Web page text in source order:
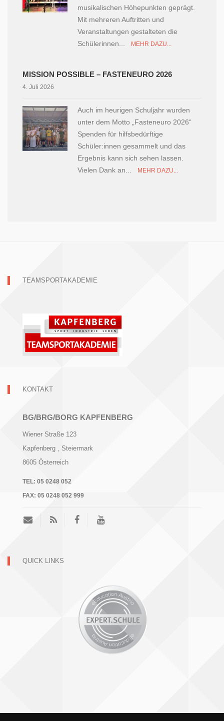
musikalischen Höhepunkten geprägt.
Mit mehreren Auftritten und
Veranstaltungen gestalteten die
Schülerinnen...
MEHR DAZU...
MISSION POSSIBLE – FASTENEURO 2026
4. Juli 2026
Auch im heurigen Schuljahr wurden
unter dem Motto „Fasteneuro 2026“
Spenden für hilfsbedürftige
Schüler:innen gesammelt und das
Ergebnis kann sich sehen lassen.
Vielen Dank an...
MEHR DAZU...
TEAMSPORTAKADEMIE
KONTAKT
BG/BRG/BORG KAPFENBERG
Wiener Straße 123
Kapfenberg , Steiermark
8605 Österreich
TEL: 05 0248 052
FAX: 05 0248 052 999
QUICK LINKS